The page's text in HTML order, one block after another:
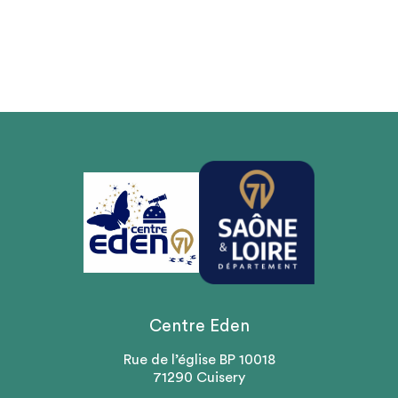
Centre Eden
Rue de l’église BP 10018
71290 Cuisery